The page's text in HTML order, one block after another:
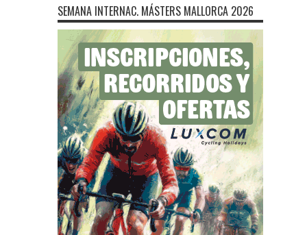
SEMANA INTERNAC. MÁSTERS MALLORCA 2026